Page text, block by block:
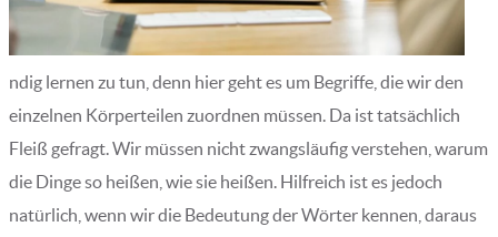
ndig lernen zu tun, denn hier geht es um Begriffe, die wir den
einzelnen Körperteilen zuordnen müssen. Da ist tatsächlich
Fleiß gefragt. Wir müssen nicht zwangsläufig verstehen, warum
die Dinge so heißen, wie sie heißen. Hilfreich ist es jedoch
natürlich, wenn wir die Bedeutung der Wörter kennen, daraus